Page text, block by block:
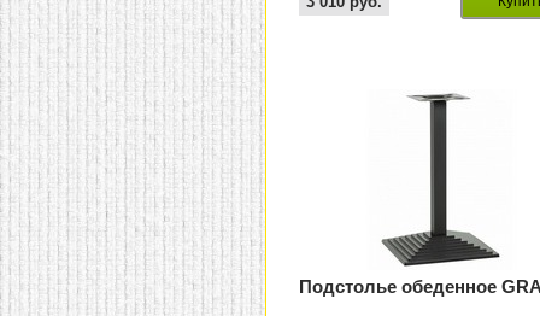
Подстолье обеденное